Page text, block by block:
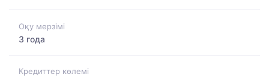
Оқу мерзімі
3 года
Кредиттер көлемі